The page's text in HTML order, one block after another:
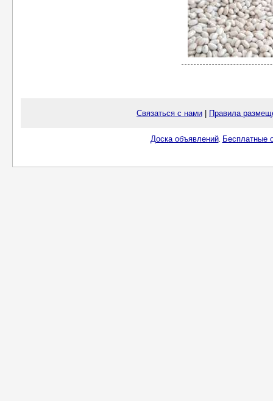
Связаться с нами Правила
Доска объявлений. Бесплатные